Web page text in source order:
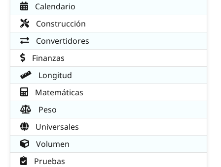
Calendario
Construcción
Convertidores
Finanzas
Longitud
Matemáticas
Peso
Universales
Volumen
Pruebas